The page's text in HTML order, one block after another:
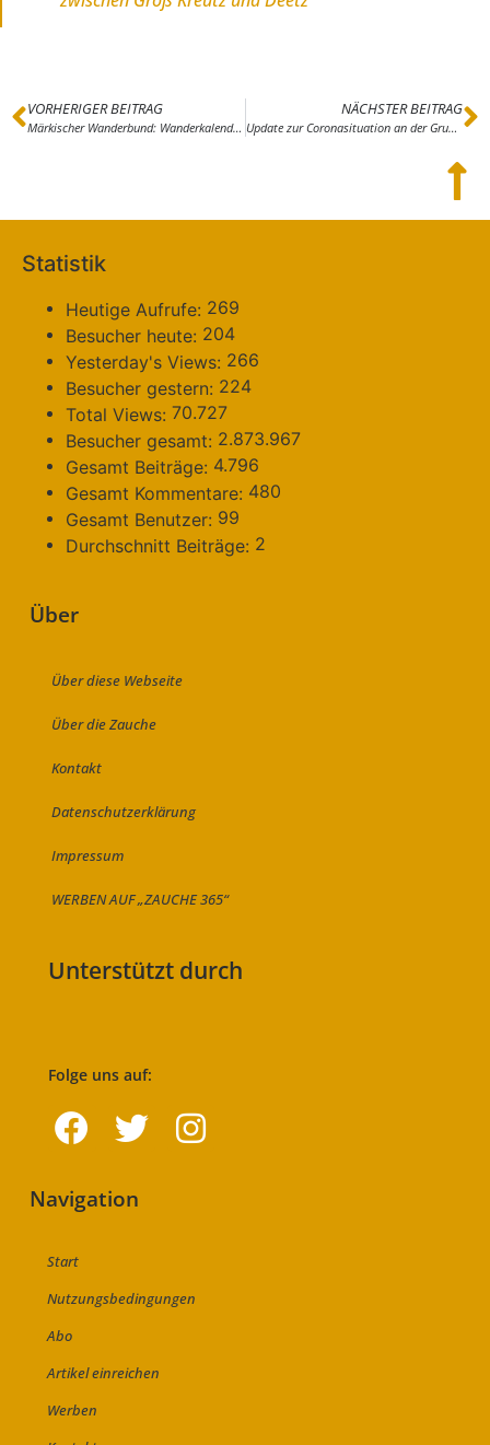
VORHERIGER BEITRAG
Märkischer Wanderbund: Wanderkalender für 2022 bereits erstellt
NÄCHSTER BEITRAG
Update zur Coronasituation an der Grundschule Brück
Statistik
Heutige Aufrufe: 269
Besucher heute: 204
Yesterday's Views: 266
Besucher gestern: 224
Total Views: 70.727
Besucher gesamt: 2.873.967
Gesamt Beiträge: 4.796
Gesamt Kommentare: 480
Gesamt Benutzer: 99
Durchschnitt Beiträge: 2
Über
Über diese Webseite
Über die Zauche
Kontakt
Datenschutzerklärung
Impressum
WERBEN AUF „ZAUCHE 365“
Unterstützt durch
Folge uns auf:
Navigation
Start
Nutzungsbedingungen
Abo
Artikel einreichen
Werben